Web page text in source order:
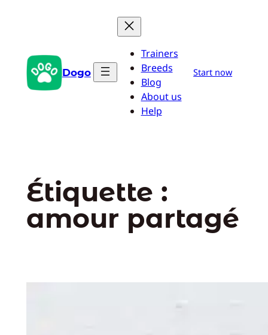
Dogo
Trainers
Breeds
Blog
About us
Help
Start now
Étiquette :
amour partagé